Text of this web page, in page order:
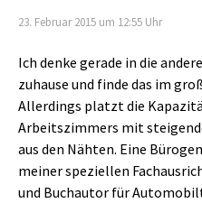
23. Februar 2015 um 12:55 Uhr
Ich denke gerade in die
zuhause und finde das im
Allerdings platzt die
Arbeitszimmers mit
aus den Nähten. Eine
meiner speziellen
und Buchautor für